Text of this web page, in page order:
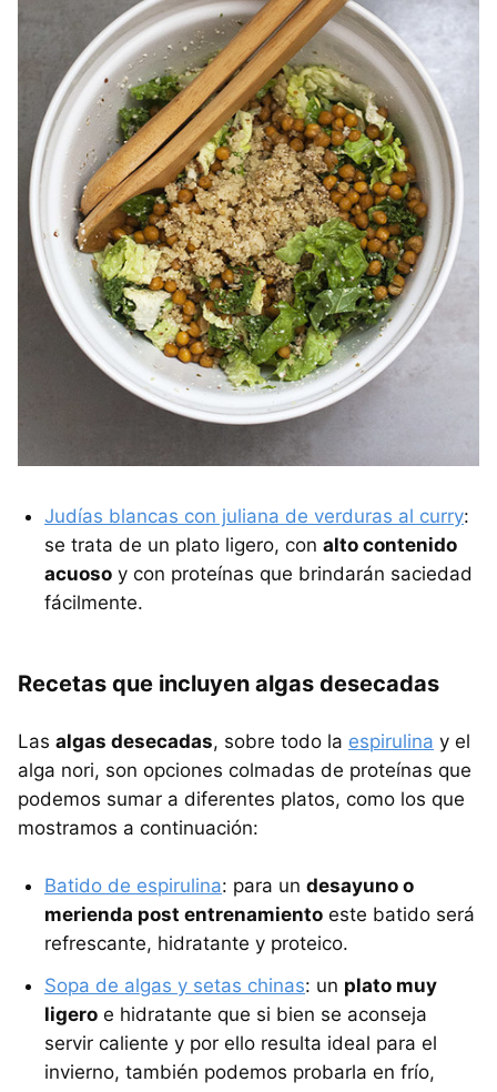
Judías blancas con juliana de verduras al curry:
se trata de un plato ligero, con alto contenido
acuoso y con proteínas que brindarán saciedad
fácilmente.
Recetas que incluyen algas desecadas
Las algas desecadas, sobre todo la espirulina y el
alga nori, son opciones colmadas de proteínas que
podemos sumar a diferentes platos, como los que
mostramos a continuación:
Batido de espirulina: para un desayuno o
merienda post entrenamiento este batido será
refrescante, hidratante y proteico.
Sopa de algas y setas chinas: un plato muy
ligero e hidratante que si bien se aconseja
servir caliente y por ello resulta ideal para el
invierno, también podemos probarla en frío,